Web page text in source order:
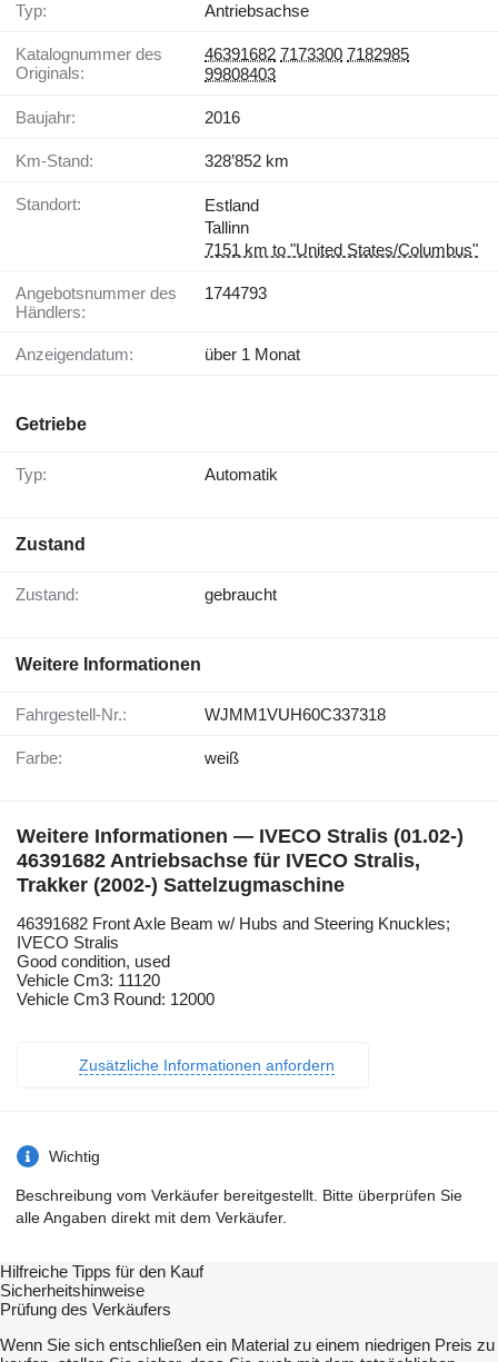
Typ: Antriebsachse
Katalognummer des
Originals:
46391682 7173300 7182985
99808403
Baujahr: 2016
Km-Stand: 328’852 km
Standort:
Estland
Tallinn
7151 km to "United States/Columbus"
Angebotsnummer des
Händlers:
1744793
Anzeigendatum: über 1 Monat
Getriebe
Typ: Automatik
Zustand
Zustand: gebraucht
Weitere Informationen
Fahrgestell-Nr.: WJMM1VUH60C337318
Farbe: weiß
Weitere Informationen — IVECO Stralis (01.02-)
46391682 Antriebsachse für IVECO Stralis,
Trakker (2002-) Sattelzugmaschine
46391682 Front Axle Beam w/ Hubs and Steering Knuckles;
IVECO Stralis
Good condition, used
Vehicle Cm3: 11120
Vehicle Cm3 Round: 12000
Zusätzliche Informationen anfordern
Wichtig
Beschreibung vom Verkäufer bereitgestellt. Bitte überprüfen Sie
alle Angaben direkt mit dem Verkäufer.
Hilfreiche Tipps für den Kauf
Sicherheitshinweise
Prüfung des Verkäufers
Wenn Sie sich entschließen ein Material zu einem niedrigen Preis zu